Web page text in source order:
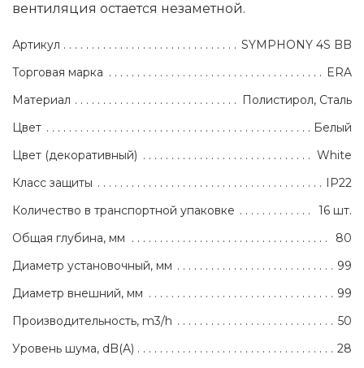
вентиляция остается незаметной.
Артикул
SYMPHONY 4S BB
Торговая марка
ERA
Материал
Полистирол, Сталь
Цвет
Белый
Цвет (декоративный)
White
Класс защиты
IP22
Количество в транспортной упаковке
16 шт.
Общая глубина, мм
80
Диаметр установочный, мм
99
Диаметр внешний, мм
99
Производительность, m3/h
50
Уровень шума, dB(A)
28